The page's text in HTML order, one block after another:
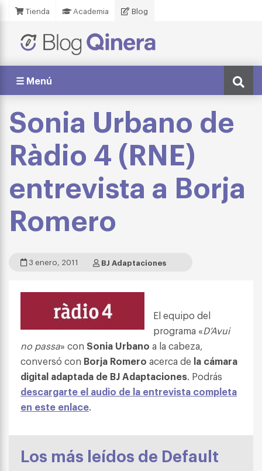
Tienda Academia Blog
☰ Menú
Sonia Urbano de
Ràdio 4 (RNE)
entrevista a Borja
Romero
3 enero, 2011 BJ Adaptaciones
El equipo del
programa «D’Avui
no passa» con Sonia Urbano a la cabeza,
conversó con Borja Romero acerca de la cámara
digital adaptada de BJ Adaptaciones. Podrás
descargarte el audio de la entrevista completa
en este enlace.
Los más leídos de Default